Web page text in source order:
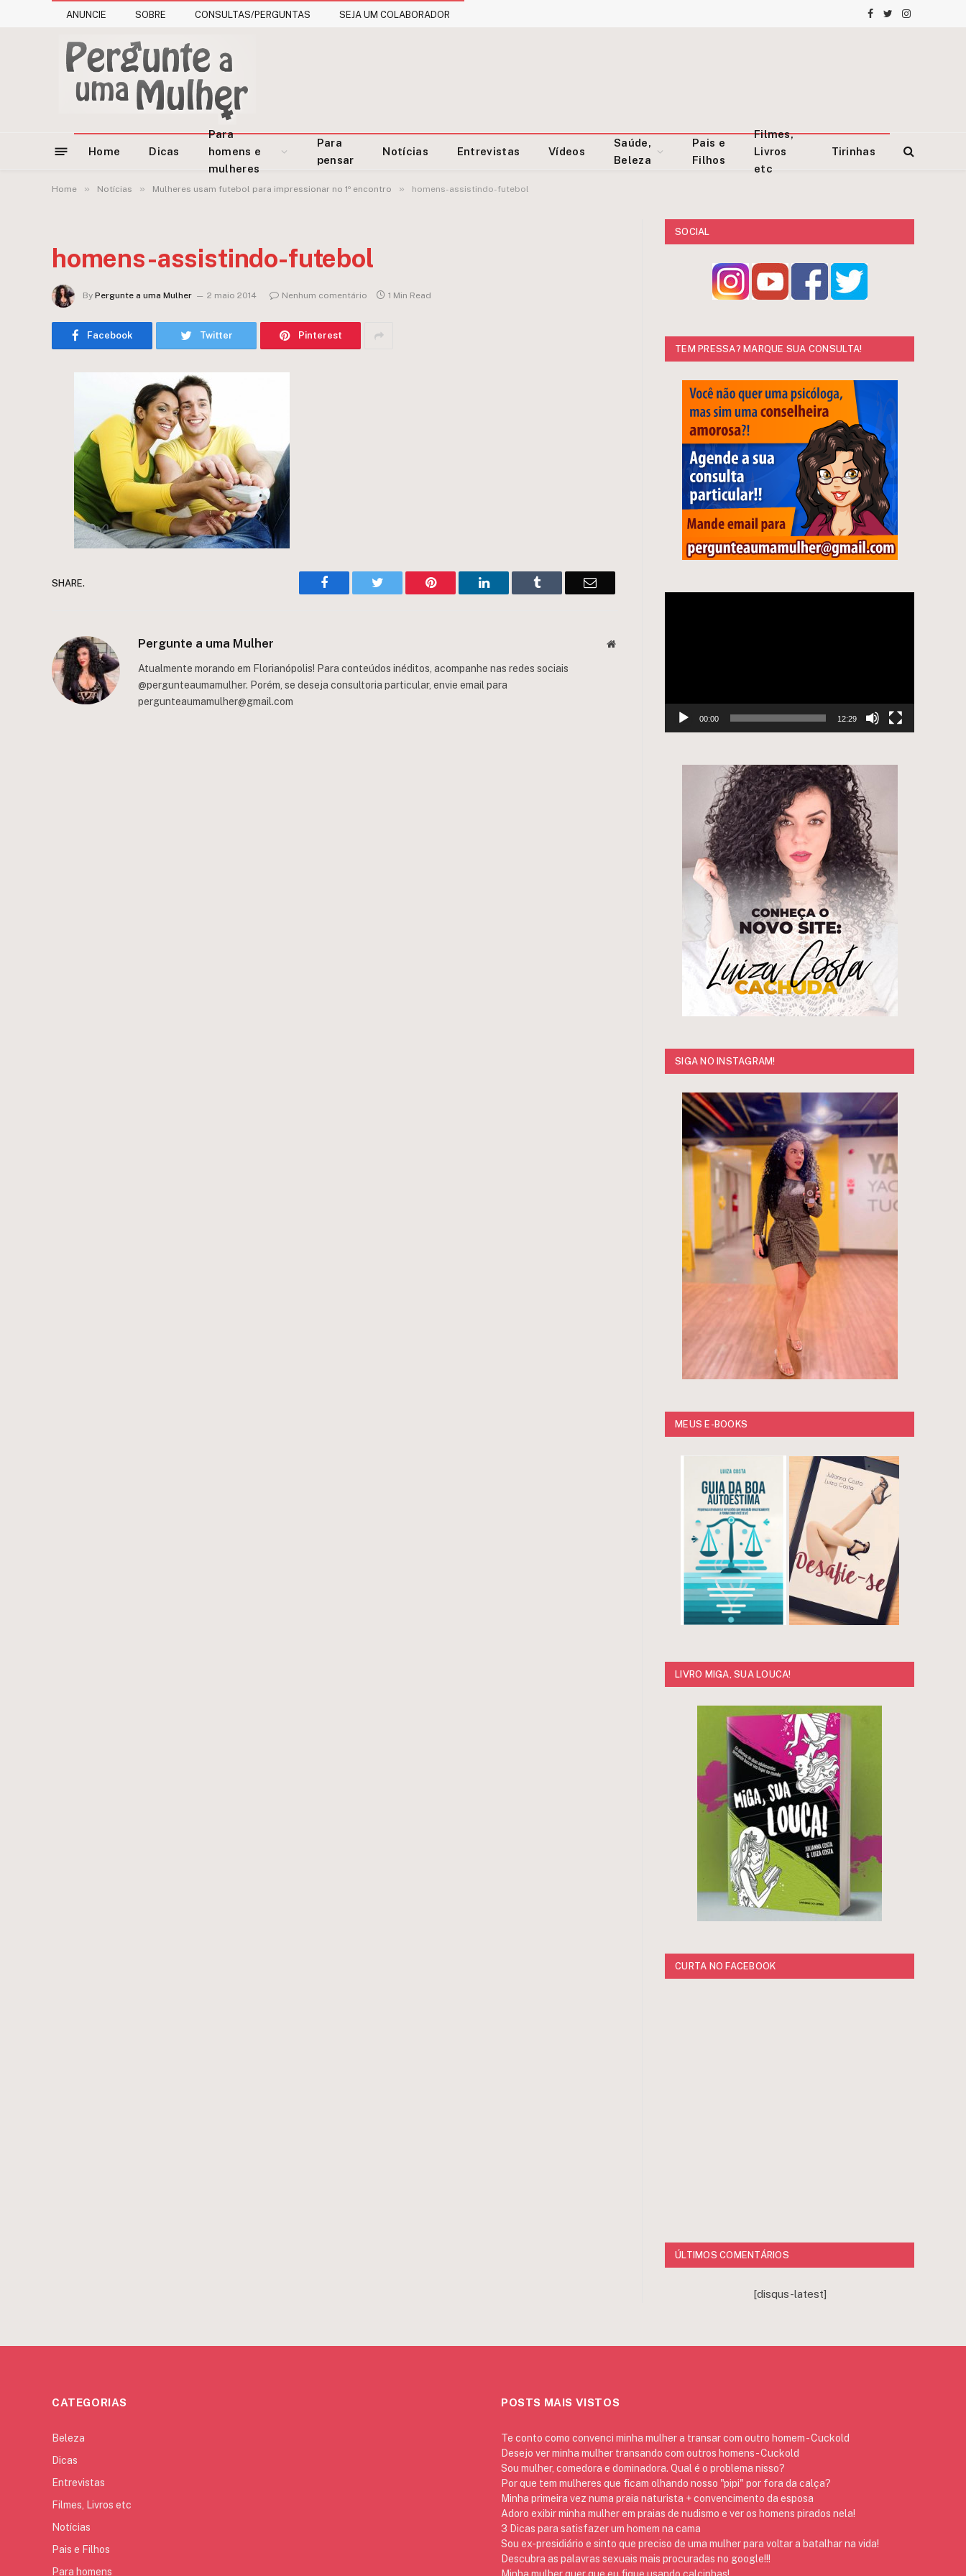
ANUNCIE SOBRE CONSULTAS/PERGUNTAS SEJA UM COLABORADOR Facebook
TwitterInstagram
Home Dicas
Para
homens e
mulheres
Para
pensar
Notícias Entrevistas Vídeos
Saúde,
Beleza
Pais e
Filhos
Filmes,
Livros
etc
Tirinhas
Home » Notícias » Mulheres usam futebol para impressionar no 1º encontro » homens-assistindo-futebol
homens-assistindo-futebol
By Pergunte a uma Mulher 2 maio 2014 Nenhum comentário 1 Min Read
Facebook Twitter Pinterest
SHARE. Facebook Twitter Pinterest LinkedIn Tumblr Email
Pergunte a uma Mulher Website
Atualmente morando em Florianópolis! Para conteúdos inéditos, acompanhe nas redes sociais
@pergunteaumamulher. Porém, se deseja consultoria particular, envie email para
pergunteaumamulher@gmail.com
SOCIAL
TEM PRESSA? MARQUE SUA CONSULTA!
00:00 12:29
SIGA NO INSTAGRAM!
MEUS E-BOOKS
LIVRO MIGA, SUA LOUCA!
CURTA NO FACEBOOK
ÚLTIMOS COMENTÁRIOS
[disqus-latest]
CATEGORIAS
Beleza
Dicas
Entrevistas
Filmes, Livros etc
Notícias
Pais e Filhos
Para homens
POSTS MAIS VISTOS
Te conto como convenci minha mulher a transar com outro homem - Cuckold
Desejo ver minha mulher transando com outros homens - Cuckold
Sou mulher, comedora e dominadora. Qual é o problema nisso?
Por que tem mulheres que ficam olhando nosso "pipi" por fora da calça?
Minha primeira vez numa praia naturista + convencimento da esposa
Adoro exibir minha mulher em praias de nudismo e ver os homens pirados nela!
3 Dicas para satisfazer um homem na cama
Sou ex-presidiário e sinto que preciso de uma mulher para voltar a batalhar na vida!
Descubra as palavras sexuais mais procuradas no google!!!
Minha mulher quer que eu fique usando calcinhas!